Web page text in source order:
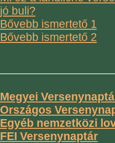
jó buli?
Bővebb ismertető 1
Bővebb ismertető 2
Megyei
Országos
Egyéb nemzetközi
FEI Versenynaptár